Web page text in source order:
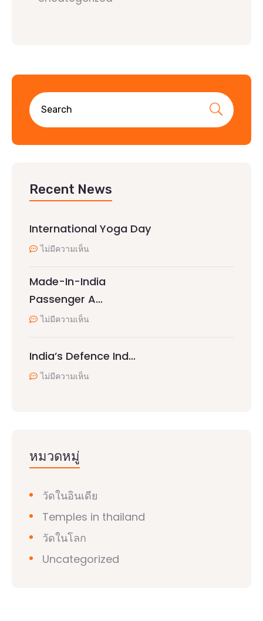
Recent News
International Yoga Day
ไม่มีความเห็น
Made-In-India
Passenger A…
ไม่มีความเห็น
India’s Defence Ind…
ไม่มีความเห็น
หมวดหมู่
วัดในอินเดีย
Temples in thailand
วัดในโลก
Uncategorized